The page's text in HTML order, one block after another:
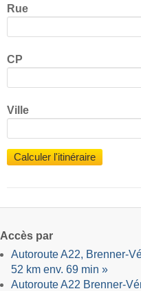
Rue
CP
Ville
Calculer l'itinéraire
Accès par
Autoroute A22, Brenner-
52 km env. 69 min »
Autoroute A22 Brenner-